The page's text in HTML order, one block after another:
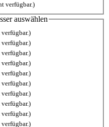
verfügbar.)
auswählen